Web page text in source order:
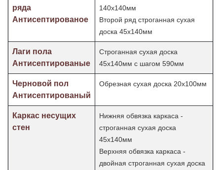
ряда
Антисептированое
140х140мм
Второй ряд строганная сухая
доска 45х140мм
Лаги пола
Антисептированые
Строганная сухая доска
45х140мм с шагом 590мм
Черновой пол
Антисептированый
Обрезная сухая доска 20х100мм
Каркас несущих
стен
Нижняя обвязка каркаса -
строганная сухая доска
45х140мм
Верхняя обвязка каркаса -
двойная строганная сухая доска